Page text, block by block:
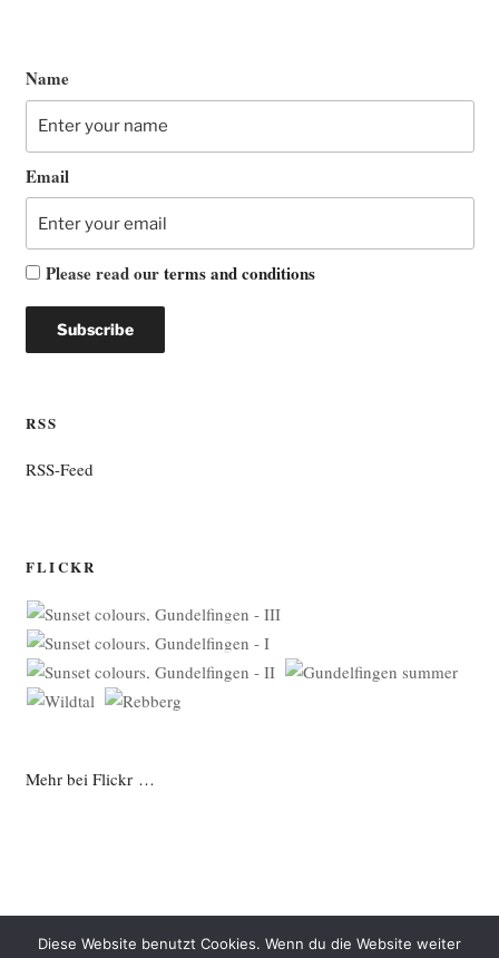
Name
Email
Please read ourterms and conditions
RSS
RSS-Feed
FLICKR
Mehr bei Flickr …
Diese Website benutzt Cookies. Wenn du die Website weiter